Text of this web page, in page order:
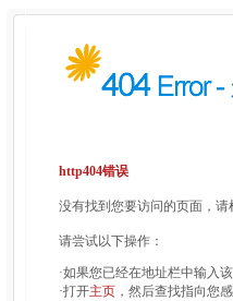
http404错误
没有找到您要访问的页面，
请尝试以下操作：
·如果您已经在地址栏中输入
·打开主页 ，然后查找指向您